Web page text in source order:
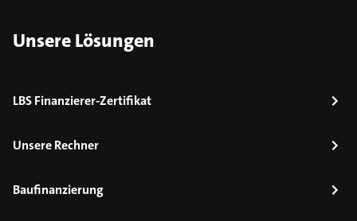
Unsere Lösungen
LBS Finanzierer-Zertifikat
Unsere Rechner
Baufinanzierung